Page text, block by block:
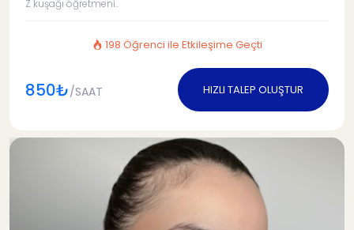
Z kuşağı öğretmeni..
198 Öğrenci ile Etkileşime Geçti
850₺/SAAT HIZLI TALEP OLUŞTUR